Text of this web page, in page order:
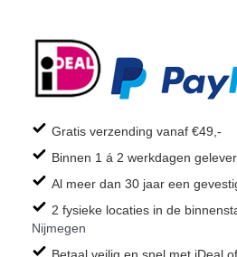
Gratis verzending vanaf €49,-
Binnen 1 á 2 werkdagen
Al meer dan 30 jaar een
2 fysieke locaties in de
Nijmegen